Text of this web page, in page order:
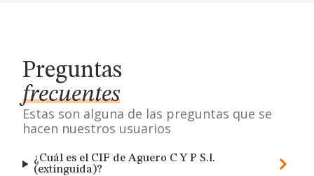
Preguntas
frecuentes
Estas son alguna de las preguntas que se
hacen nuestros usuarios
¿Cuál es el CIF de Aguero C Y P S.l.
(extinguida)?